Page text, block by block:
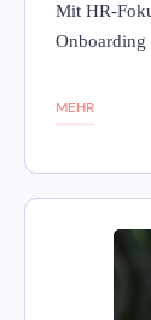
Mit HR-
Onboarding
MEHR